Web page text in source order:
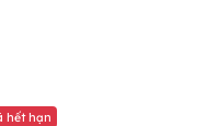
hết hạn